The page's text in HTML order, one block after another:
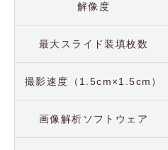
解像度
最大スライド装填枚数
撮影速度（1.5cm×1.5cm）
画像解析ソフトウェア